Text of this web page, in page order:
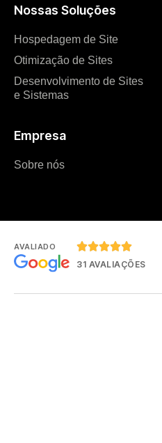
Nossas Soluções
Hospedagem de Site
Otimização de Sites
Desenvolvimento de Sites
e Sistemas
Empresa
Sobre nós
AVALIADO 
31 AVALIAÇÕES